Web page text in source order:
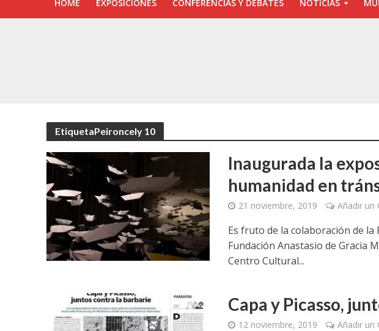
HOME EXPOSICIONES CONFERENCIAS Y DEBATES NOTICIAS
UGT Andalucía organiza las jornadas
Clausurada la exposición ‘130 aniversario’ en
Rivas acoge la exposición ‘130 Años de Luchas
Javier Bueno, el periodista asesinado por
El Ayuntamiento de Sevilla acogerá la
EtiquetaPeironcely 10
Inaugurada la
humanidad en
21 noviembre, 2019 Añadir un
Es fruto de la colaboración de la
Fundación Anastasio de Gracia
Centro Cultural...
Capa y Picasso,
12 noviembre, 2019 Añadir un